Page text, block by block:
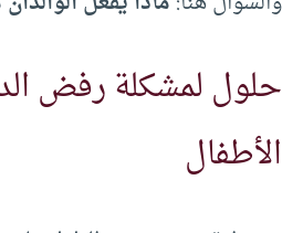
حلول لمشكلة رفض
الأطفال